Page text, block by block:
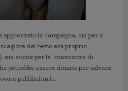
apprezzato la campagna, sia per il
del resto era proprio
ma anche per la “mancanza di
potrebbe essere donato per salvare
pubblicitarie.